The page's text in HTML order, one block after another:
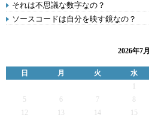
それは不思議な数字なの？
ソースコードは自分を映す鏡なの？
2026年7月
日 月 火 水
5
6 7
12
13 14 15